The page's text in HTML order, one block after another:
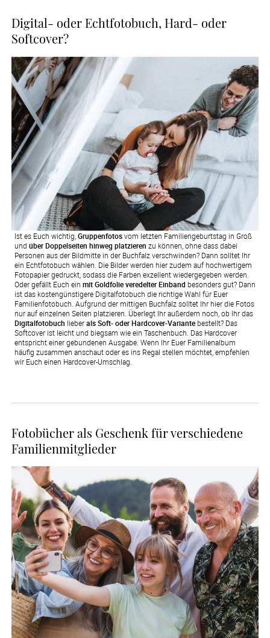
Digital- oder Echtfotobuch, Hard- oder
Softcover?
Ist es Euch wichtig, Gruppenfotosvom letzten Familiengeburtstag in Groß
und über Doppelseiten hinweg platzieren zu können, ohne dass dabei
Personen aus der Bildmitte in der Buchfalz verschwinden? Dann solltet Ihr
ein Echtfotobuch wählen. Die Bilder werden hier zudem auf hochwertigem
Fotopapier gedruckt, sodass die Farben exzellent wiedergegeben werden.
Oder gefällt Euch ein mit Goldfolie veredelter Einband besonders gut? Dann
ist das kostengünstigere Digitalfotobuch die richtige Wahl für Euer
Familienfotobuch. Aufgrund der mittigen Buchfalz solltet Ihr hier die Fotos
nur auf einzelnen Seiten platzieren. Überlegt Ihr außerdem noch, ob Ihr das
Digitalfotobuch lieberals Soft- oder Hardcover-Variantebestellt? Das
Softcover ist leicht und biegsam wie ein Taschenbuch. Das Hardcover
entspricht einer gebundenen Ausgabe. Wenn Ihr Euer Familienalbum
häufig zusammen anschaut oder es ins Regal stellen möchtet, empfehlen
wir Euch einen Hardcover-Umschlag.
Fotobücher als Geschenk für verschiedene
Familienmitglieder